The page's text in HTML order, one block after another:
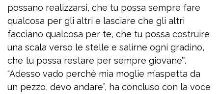
possano realizzarsi, che tu possa sempre fare
qualcosa per gli altri e lasciare che gli altri
facciano qualcosa per te, che tu possa costruire
una scala verso le stelle e salirne ogni gradino,
che tu possa restare per sempre giovane’”.
“Adesso vado perché mia moglie m’aspetta da
un pezzo, devo andare”, ha concluso con la voce